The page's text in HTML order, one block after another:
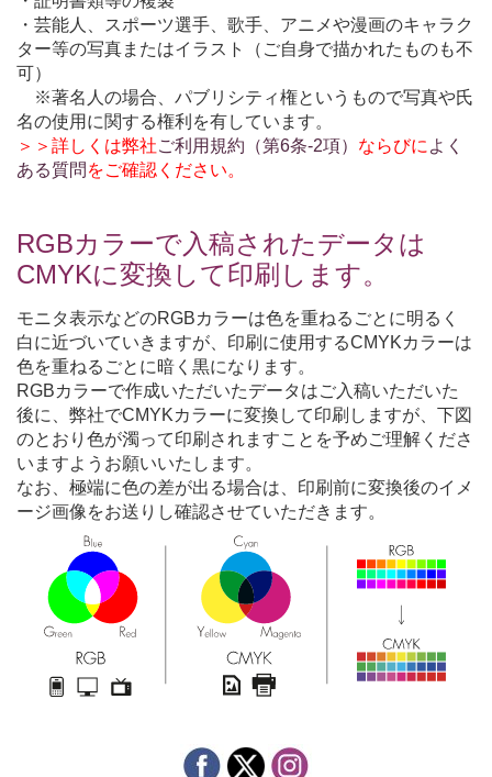
・芸能人、スポーツ選手、歌手、アニメや漫画のキャラク
ター等の写真またはイラスト（ご自身で描かれたものも不
可）
※著名人の場合、パブリシティ権というもので写真や氏
名の使用に関する権利を有しています。
＞＞詳しくは弊社ご利用規約（第6条-2項） ならびによく
ある質問 をご確認ください。
RGBカラーで入稿されたデータは
CMYKに変換して印刷します。
モニタ表示などのRGBカラーは色を重ねるごとに明るく
白に近づいていきますが、印刷に使用するCMYKカラーは
色を重ねるごとに暗く黒になります。
RGBカラーで作成いただいたデータはご入稿いただいた
後に、弊社でCMYKカラーに変換して印刷しますが、下図
のとおり色が濁って印刷されますことを予めご理解くださ
いますようお願いいたします。
なお、極端に色の差が出る場合は、印刷前に変換後のイメ
ージ画像をお送りし確認させていただきます。